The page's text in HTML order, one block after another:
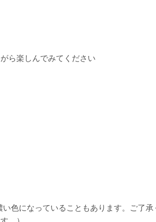
ら楽しんでみてください
色になっていることもあります。ご了承